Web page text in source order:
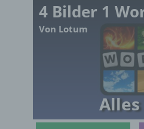
4 Bilder 1
Von Lotum